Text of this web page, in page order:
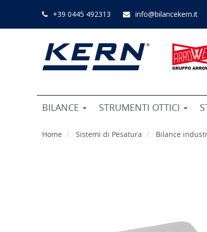
+39 0445 492313 info@bilancekern.it
BILANCE STRUMENTI OTTICI
Home Sistemi di Pesatura Bilance